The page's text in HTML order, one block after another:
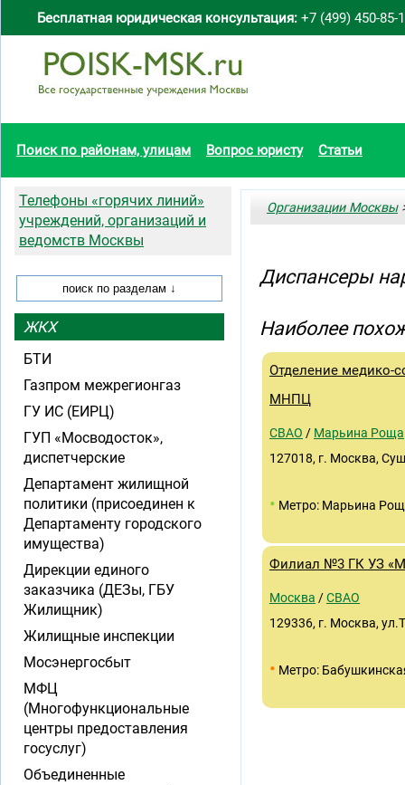
Бесплатная юридическая консультация: +7 (499) 450-85-
Поиск по районам, улицам Вопрос юристу Статьи
Организации Москвы
Диспансеры
Наиболее
Отделение медико-
МНПЦ
СВАО / Марьина Роща
127018, г. Москва,
• Метро: Марьина
Филиал №3 ГК УЗ
Москва /СВАО
129336, г. Москва,
• Метро:
Телефоны «горячих линий»
учреждений, организаций и
ведомств Москвы
ЖКХ
БТИ
Газпром межрегионгаз
ГУ ИС (ЕИРЦ)
ГУП «Мосводосток»,
диспетчерские
Департамент жилищной
политики (присоединен к
Департаменту городского
имущества)
Дирекции единого
заказчика (ДЕЗы, ГБУ
Жилищник)
Жилищные инспекции
Мосэнергосбыт
МФЦ
(Многофункциональные
центры предоставления
госуслуг)
Объединенные